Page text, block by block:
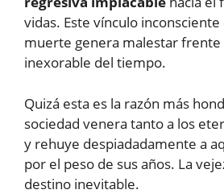
vidas. Este vínculo
muerte genera malestar frente
inexorable del tiempo.
Quizá esta es la razón más
sociedad venera tanto a los
y rehuye despiadadamente a
por el peso de sus años. La
destino inevitable.